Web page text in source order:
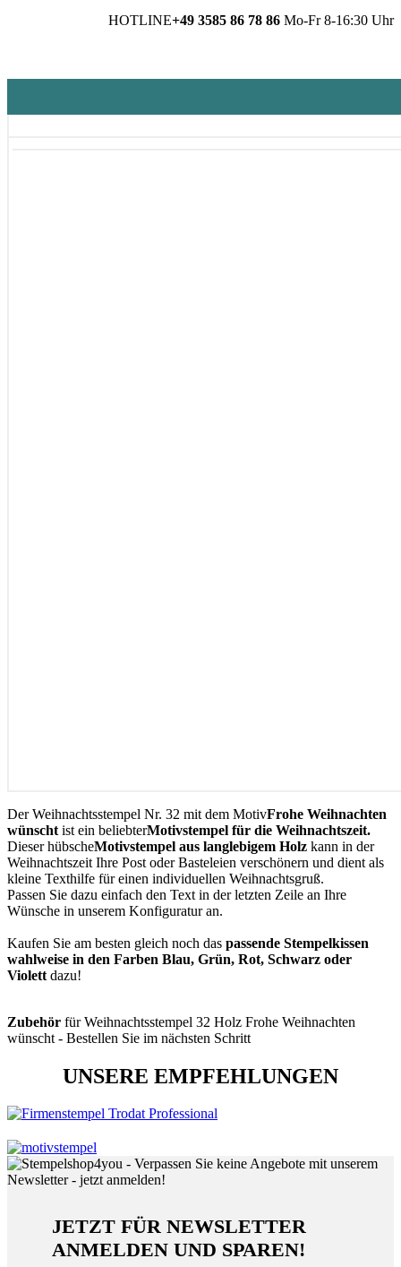
HOTLINE+49 3585 86 78 86 Mo-Fr 8-16:30 Uhr
Der Weihnachtsstempel Nr. 32 mit dem MotivFrohe Weihnachten
wünscht ist ein beliebterMotivstempel für die Weihnachtszeit.
Dieser hübscheMotivstempel aus langlebigem Holz kann in der
Weihnachtszeit Ihre Post oder Basteleien verschönern und dient als
kleine Texthilfe für einen individuellen Weihnachtsgruß.
Passen Sie dazu einfach den Text in der letzten Zeile an Ihre
Wünsche in unserem Konfiguratur an.
Kaufen Sie am besten gleich noch das passende Stempelkissen
wahlweise in den Farben Blau, Grün, Rot, Schwarz oder
Violett dazu!
Zubehör für Weihnachtsstempel 32 Holz Frohe Weihnachten
wünscht - Bestellen Sie im nächsten Schritt
UNSERE EMPFEHLUNGEN
JETZT FÜR NEWSLETTER
ANMELDEN UND SPAREN!